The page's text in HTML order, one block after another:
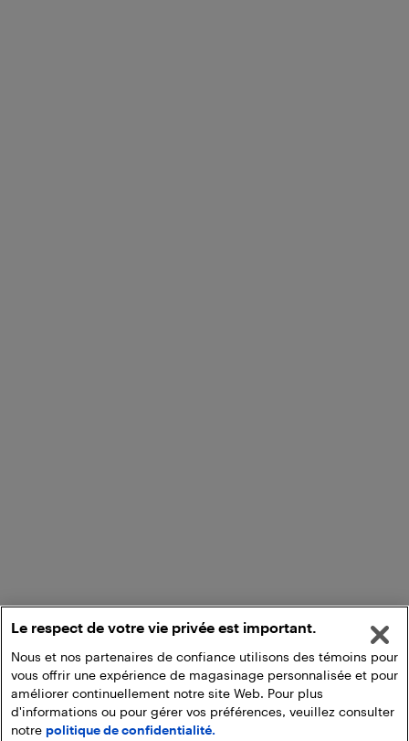
Ajouter au panier
Le respect de votre vie privée est important.
Nous et nos partenaires de confiance utilisons des témoins pour
vous offrir une expérience de magasinage personnalisée et pour
améliorer continuellement notre site Web. Pour plus
d'informations ou pour gérer vos préférences, veuillez consulter
notre politique de confidentialité.